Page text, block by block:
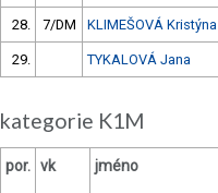
28. 7/DM KLIMEŠOVÁ Kristýna
29. TYKALOVÁ Jana
kategorie K1M
por. vk jméno